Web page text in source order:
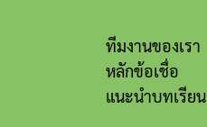
ทีมงานของเรา
หลักข้อเชื่อ
แนะนำบทเรียน